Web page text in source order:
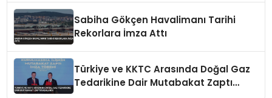
Sabiha Gökçen Havalimanı Tarihi
Rekorlara İmza Attı
Türkiye ve KKTC Arasında Doğal Gaz
Tedarikine Dair Mutabakat Zaptı